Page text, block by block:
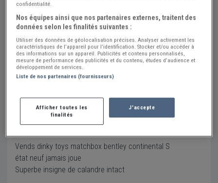
Vendeur Particulier
Bouches du Rhône (13) - PELISSANNE (13330)
Voir sur la carte
Voir le téléphone
Description
Vends dinky toys matchbox bentley continental S
état neuf jamais joue
Superbe insigne de calandre intact
confidentialité.
Nos équipes ainsi que nos partenaires externes, traitent des
données selon les finalités suivantes :
Utiliser des données de géolocalisation précises. Analyser activement les
caractéristiques de l’appareil pour l’identification. Stocker et/ou accéder à
des informations sur un appareil. Publicités et contenu personnalisés,
mesure de performance des publicités et du contenu, études d’audience et
développement de services.
Liste de nos partenaires (fournisseurs)
Afficher toutes les
finalités
J'accepte